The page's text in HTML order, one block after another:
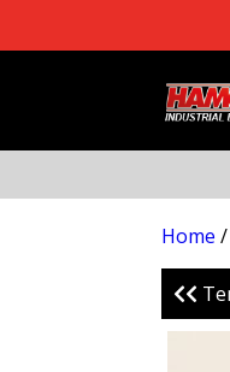
Home /